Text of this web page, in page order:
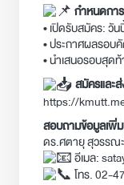
กำหนดการ
• เปิดรับสมัคร: วั
• ประกาศผลรอบ
• นำเสนอรอบสุด
สมัครและ
https://
สอบถามข้อมูลเพิ่
ดร.ศตายุ สุวรรณ
อีเมล:
โทร. 02-